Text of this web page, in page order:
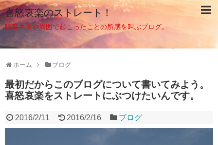
喜怒哀楽のストレート！
時事ネタや周囲で起こったことの所感を叫ぶブログ。
ホーム ブログ
最初だからこのブログについて書いてみよう。
喜怒哀楽をストレートにぶつけたいんです。
2016/2/11 2016/2/16 ブログ